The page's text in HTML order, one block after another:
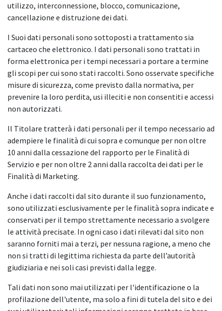
utilizzo, interconnessione, blocco, comunicazione,
cancellazione e distruzione dei dati.
I Suoi dati personali sono sottoposti a trattamento sia
cartaceo che elettronico. I dati personali sono trattati in
forma elettronica per i tempi necessari a portare a termine
gli scopi per cui sono stati raccolti. Sono osservate specifiche
misure di sicurezza, come previsto dalla normativa, per
prevenire la loro perdita, usi illeciti e non consentiti e accessi
non autorizzati.
Il Titolare tratterà i dati personali per il tempo necessario ad
adempiere le finalità di cui sopra e comunque per non oltre
10 anni dalla cessazione del rapporto per le Finalità di
Servizio e per non oltre 2 anni dalla raccolta dei dati per le
Finalità di Marketing.
Anche i dati raccolti dal sito durante il suo funzionamento,
sono utilizzati esclusivamente per le finalità sopra indicate e
conservati per il tempo strettamente necessario a svolgere
le attività precisate. In ogni caso i dati rilevati dal sito non
saranno forniti mai a terzi, per nessuna ragione, a meno che
non si tratti di legittima richiesta da parte dell’autorità
giudiziaria e nei soli casi previsti dalla legge.
Tali dati non sono mai utilizzati per l'identificazione o la
profilazione dell'utente, ma solo a fini di tutela del sito e dei